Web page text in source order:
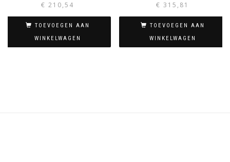
€ 210,54
TOEVOEGEN AAN
WINKELWAGEN
€ 315,81
TOEVOEGEN AAN
WINKELWAGEN